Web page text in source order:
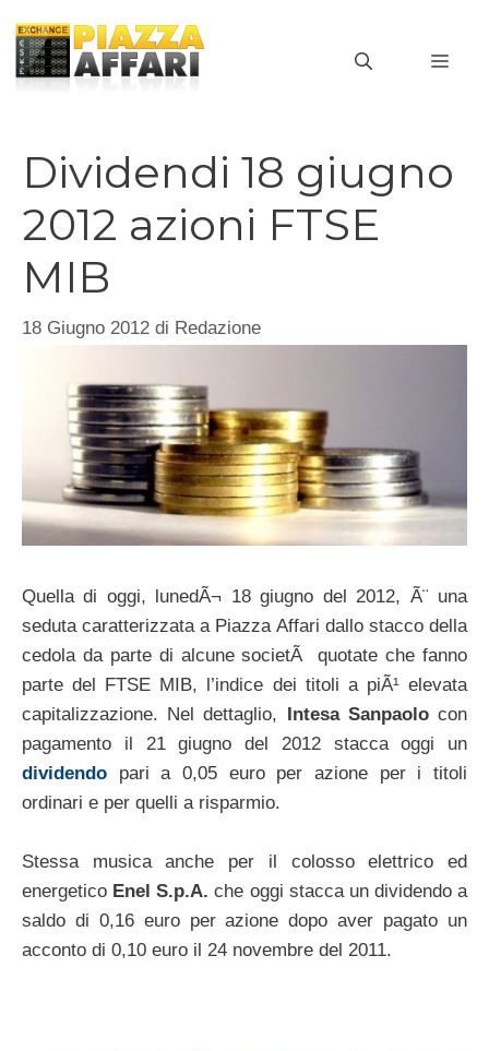
contenuto
Dividendi 18 giugno
2012 azioni FTSE
MIB
18 Giugno 2012 di Redazione
Quella di oggi, lunedÃ¬ 18 giugno del 2012, Ã¨ una
seduta caratterizzata a Piazza Affari dallo stacco della
cedola da parte di alcune societÃ quotate che fanno
parte del FTSE MIB, l’indice dei titoli a piÃ¹ elevata
capitalizzazione. Nel dettaglio,
Intesa Sanpaolocon
pagamento il 21 giugno del 2012 stacca oggi un
dividendo pari a 0,05 euro per azione per i titoli
ordinari e per quelli a risparmio.
Stessa musica anche per il colosso elettrico ed
energetico Enel S.p.A. che oggi stacca un dividendo a
saldo di 0,16 euro per azione dopo aver pagato un
acconto di 0,10 euro il 24 novembre del 2011.